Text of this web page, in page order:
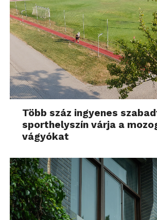
Több száz ingyenes
sporthelyszín várja a
vágyókat